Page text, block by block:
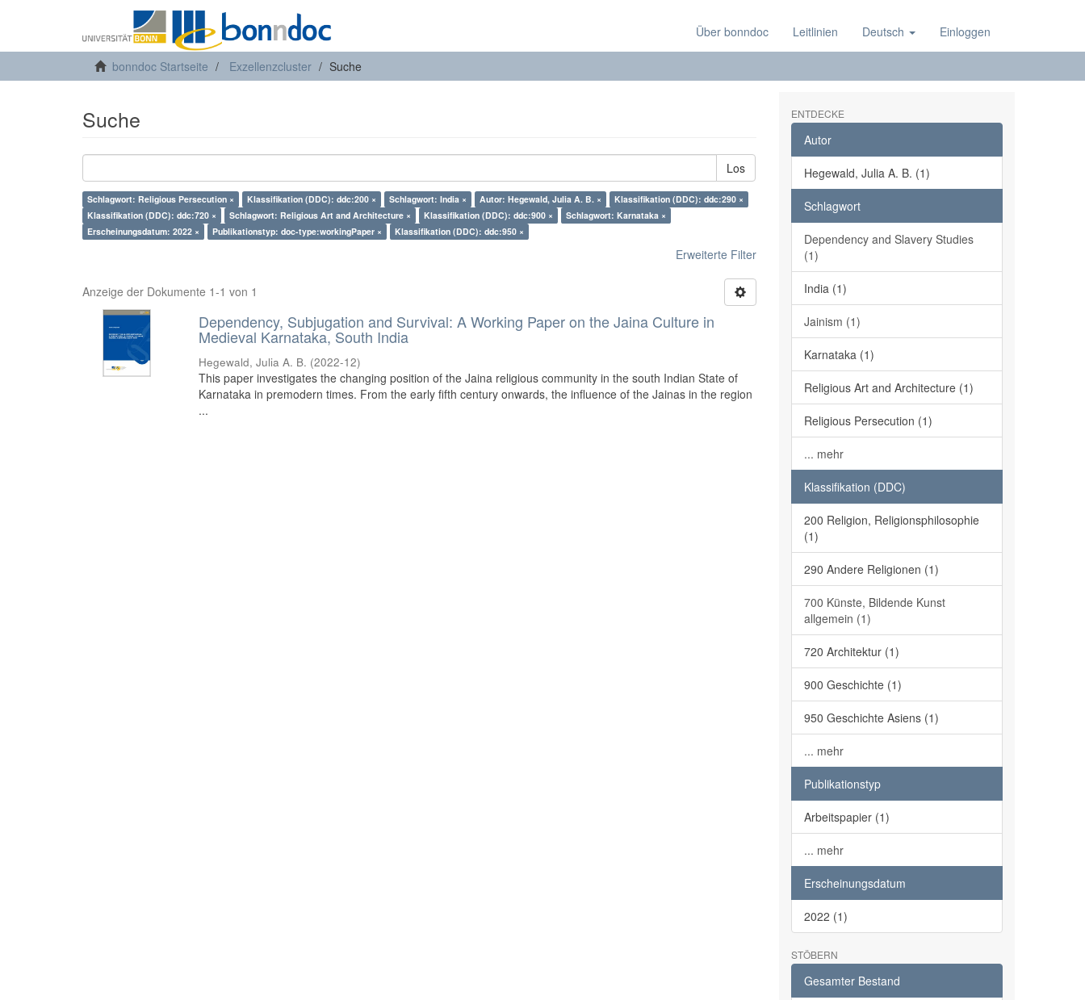
Über bonndoc Leitlinien Deutsch Einloggen
bonndoc Startseite Exzellenzcluster Suche
Suche
Los
Schlagwort: Religious Persecution × Klassifikation (DDC): ddc:200 × Schlagwort: India × Autor: Hegewald, Julia A. B. ×
Klassifikation (DDC): ddc:290 ×
Klassifikation (DDC): ddc:720 ×
Schlagwort: Religious Art and Architecture × Klassifikation (DDC): ddc:900 ×
Schlagwort: Karnataka ×
Erscheinungsdatum: 2022 ×
Publikationstyp: doc-type:workingPaper × Klassifikation (DDC): ddc:950 ×
Erweiterte Filter
Anzeige der Dokumente 1-1 von 1
Dependency, Subjugation and Survival: A Working Paper on the Jaina Culture in
Medieval Karnataka, South India
Hegewald, Julia A. B. (2022-12)
This paper investigates the changing position of the Jaina religious community in the south Indian State of
Karnataka in premodern times. From the early fifth century onwards, the influence of the Jainas in the region
...
ENTDECKE
Autor
Hegewald, Julia A. B. (1)
Schlagwort
Dependency and Slavery Studies
(1)
India (1)
Jainism (1)
Karnataka (1)
Religious Art and Architecture (1)
Religious Persecution (1)
... mehr
Klassifikation (DDC)
200 Religion, Religionsphilosophie
(1)
290 Andere Religionen (1)
700 Künste, Bildende Kunst
allgemein (1)
720 Architektur (1)
900 Geschichte (1)
950 Geschichte Asiens (1)
... mehr
Publikationstyp
Arbeitspapier (1)
... mehr
Erscheinungsdatum
2022 (1)
STÖBERN
Gesamter Bestand